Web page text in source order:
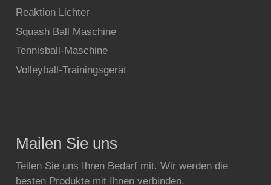
Reaktion Lichter
Squash Ball Maschine
Tennisball-Maschine
Volleyball-Trainingsgerät
Mailen Sie uns
Teilen Sie uns Ihren Bedarf mit. Wir werden die
besten Produkte mit Ihnen verbinden.